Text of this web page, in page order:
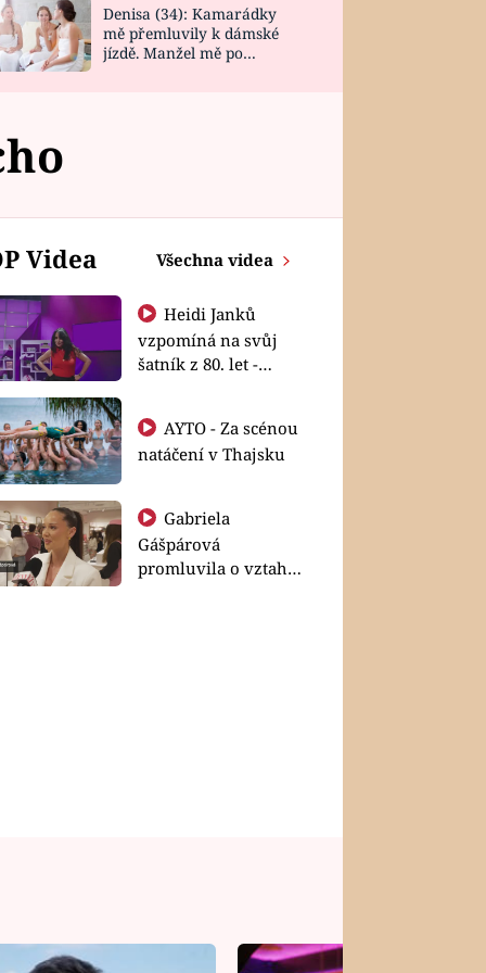
Denisa (34): Kamarádky
mě přemluvily k dámské
jízdě. Manžel mě po
Videa Všechna videa
Heidi Janků
vzpomíná na svůj
šatník z 80. let -
natáčení v Thajsku
Gabriela
Gášpárová
promluvila o vztahu